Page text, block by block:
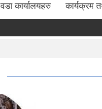
वडा कार्यालयहरु कार्यक्रम